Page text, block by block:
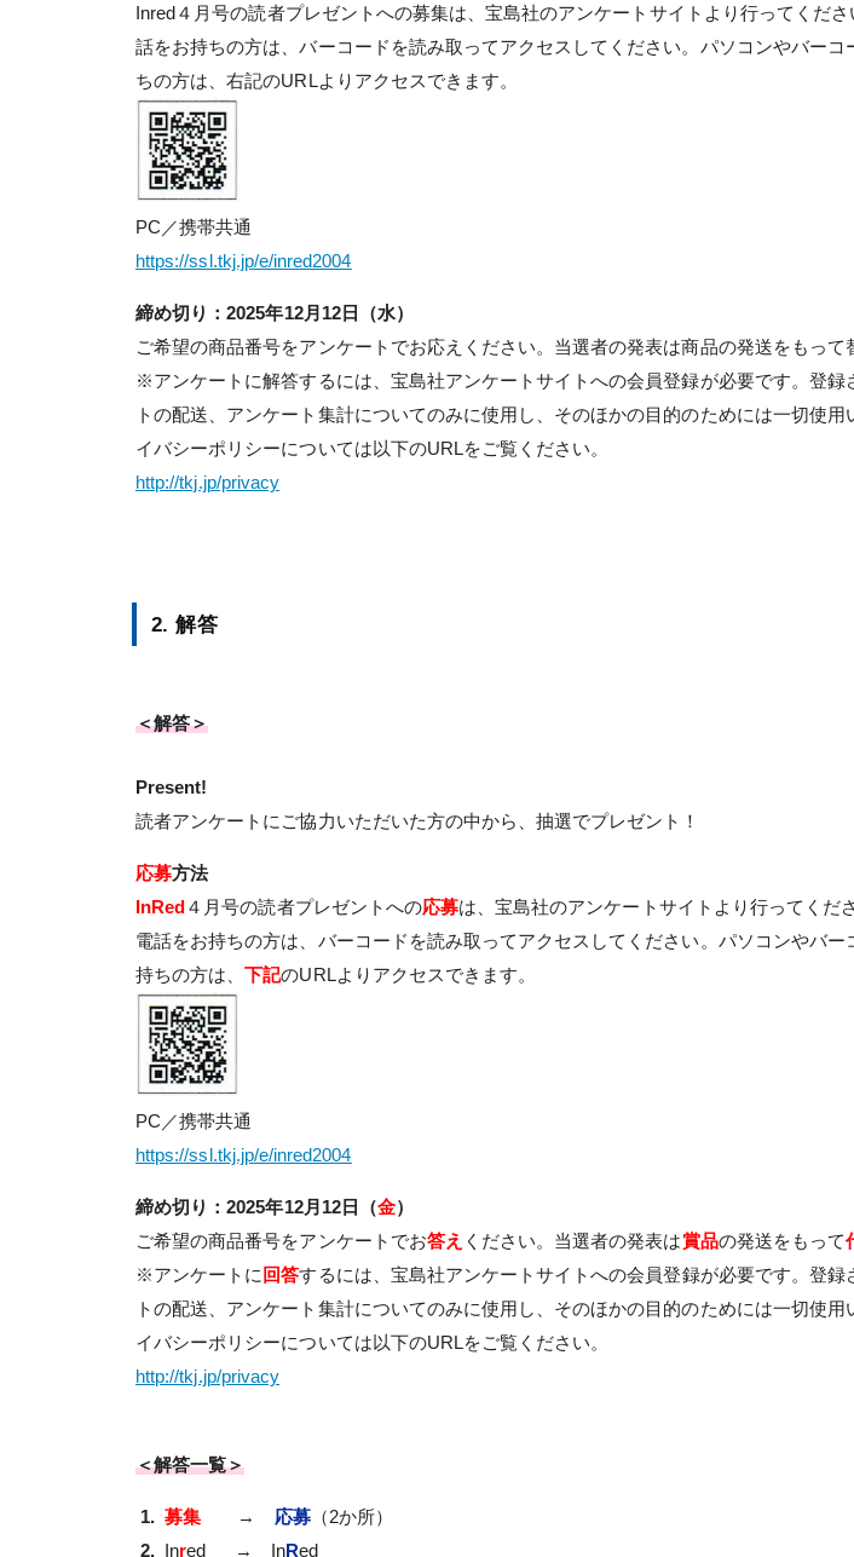
Inred４月号の読者プレゼントへの募集は、宝島社のアンケートサイトより行ってくだ
話をお持ちの方は、バーコードを読み取ってアクセスしてください。パソコンやバー
ちの方は、右記のURLよりアクセスできます。
PC／携帯共通
https://ssl.tkj.jp/e/inred2004
締め切り：2025年12月12日（水）
ご希望の商品番号をアンケートでお応えください。当選者の発表は商品の発送をもって
※アンケートに解答するには、宝島社アンケートサイトへの会員登録が必要です。登録
トの配送、アンケート集計についてのみに使用し、そのほかの目的のためには一切使
イバシーポリシーについては以下のURLをご覧ください。
http://tkj.jp/privacy
2. 解答
＜解答＞
Present!
読者アンケートにご協力いただいた方の中から、抽選でプレゼント！
応募方法
InRed４月号の読者プレゼントへの応募は、宝島社のアンケートサイトより行ってくだ
電話をお持ちの方は、バーコードを読み取ってアクセスしてください。パソコンやバ
持ちの方は、下記のURLよりアクセスできます。
PC／携帯共通
https://ssl.tkj.jp/e/inred2004
締め切り：2025年12月12日（金）
ご希望の商品番号をアンケートでお答え ください。当選者の発表は賞品の発送をもって
※アンケートに 回答するには、宝島社アンケートサイトへの会員登録が必要です。登録
トの配送、アンケート集計についてのみに使用し、そのほかの目的のためには一切使
イバシーポリシーについては以下のURLをご覧ください。
http://tkj.jp/privacy
＜解答一覧＞
1.募集 → 応募（2か所）
2. Inred → InRed